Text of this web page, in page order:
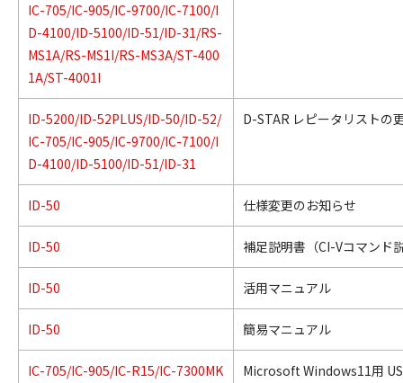
IC-705/IC-905/IC-9700/IC-7100/I
D-4100/ID-5100/ID-51/ID-31/RS-
MS1A/RS-MS1I/RS-MS3A/ST-400
1A/ST-4001I
ID-5200/ID-52PLUS/ID-50/ID-52/
IC-705/IC-905/IC-9700/IC-7100/I
D-4100/ID-5100/ID-51/ID-31
D-STAR レピータリストの
ID-50 仕様変更のお知らせ
ID-50 補足説明書（CI-Vコマンド
ID-50 活用マニュアル
ID-50 簡易マニュアル
IC-705/IC-905/IC-R15/IC-7300MK
Microsoft Windows11用